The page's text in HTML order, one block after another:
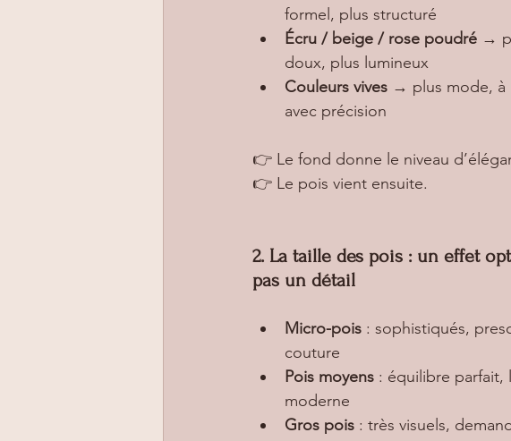
formel, plus structuré
Écru / beige / rose poudré →
doux, plus lumineux
Couleurs vives → plus mode, à
avec précision
👉 Le fond donne le niveau
👉 Le pois vient ensuite.
2. La taille des pois : un effet
pas un détail
Micro-pois : sophistiqués,
couture
Pois moyens : équilibre parfait,
moderne
Gros pois : très visuels,